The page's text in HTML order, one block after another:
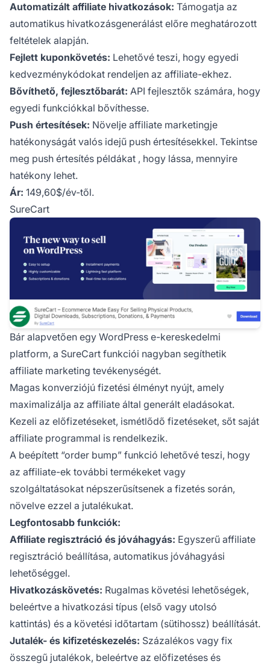
Automatizált affiliate hivatkozások: Támogatja az
automatikus hivatkozásgenerálást előre meghatározott
feltételek alapján.
Fejlett kuponkövetés: Lehetővé teszi, hogy egyedi
kedvezménykódokat rendeljen az affiliate-ekhez.
Bővíthető, fejlesztőbarát: API fejlesztők számára, hogy
egyedi funkciókkal bővíthesse.
Push értesítések: Növelje affiliate marketingje
hatékonyságát valós idejű push értesítésekkel. Tekintse
meg push értesítés példákat , hogy lássa, mennyire
hatékony lehet.
Ár: 149,60$/év-től.
SureCart
Bár alapvetően egy WordPress e-kereskedelmi
platform, a SureCart funkciói nagyban segíthetik
affiliate marketing tevékenységét.
Magas konverziójú fizetési élményt nyújt, amely
maximalizálja az affiliate által generált eladásokat.
Kezeli az előfizetéseket, ismétlődő fizetéseket, sőt saját
affiliate programmal is rendelkezik.
A beépített “order bump” funkció lehetővé teszi, hogy
az affiliate-ek további termékeket vagy
szolgáltatásokat népszerűsítsenek a fizetés során,
növelve ezzel a jutalékukat.
Legfontosabb funkciók:
Affiliate regisztráció és jóváhagyás: Egyszerű affiliate
regisztráció beállítása, automatikus jóváhagyási
lehetőséggel.
Hivatkozáskövetés: Rugalmas követési lehetőségek,
beleértve a hivatkozási típus (első vagy utolsó
kattintás) és a követési időtartam (sütihossz) beállítását.
Jutalék- és kifizetéskezelés: Százalékos vagy fix
összegű jutalékok, beleértve az előfizetéses és